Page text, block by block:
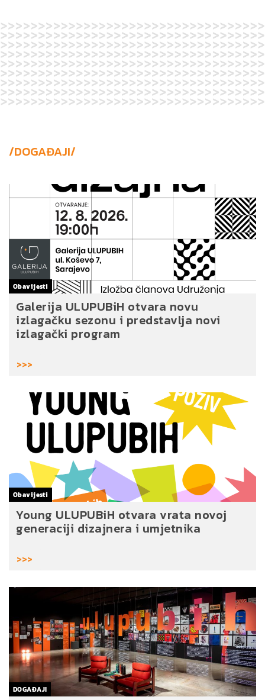
/DOGAĐAJI/
Obavijesti
Galerija ULUPUBiH otvara novu
izlagačku sezonu i predstavlja novi
izlagački program
>>>
Obavijesti
Young ULUPUBiH otvara vrata novoj
generaciji dizajnera i umjetnika
>>>
DOGAĐAJI